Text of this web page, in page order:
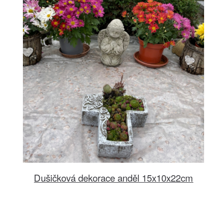
Dušičková dekorace anděl 15x10x22cm